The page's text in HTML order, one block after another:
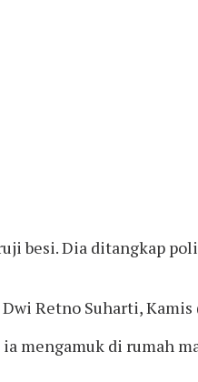
besi. Dia ditangkap
Retno Suharti,
ia mengamuk di rumah